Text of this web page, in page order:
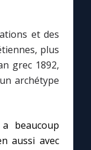
et des
plus
grec 1892,
archétype
beaucoup
aussi avec